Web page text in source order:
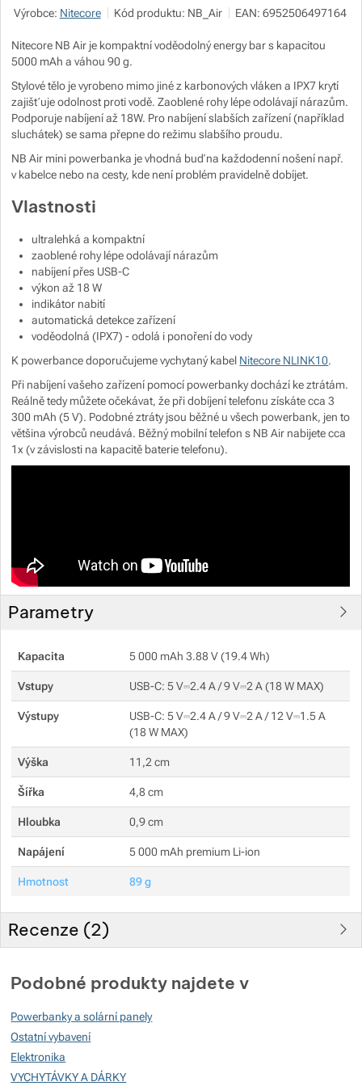
Výrobce: Nitecore Kód produktu: NB_Air EAN: 6952506497164
Nitecore NB Air je kompaktní voděodolný energy bar s kapacitou
5000 mAh a váhou 90 g.
Stylové tělo je vyrobeno mimo jiné z karbonových vláken a IPX7 krytí
zajišťuje odolnost proti vodě. Zaoblené rohy lépe odolávají nárazům.
Podporuje nabíjení až 18W. Pro nabíjení slabších zařízení (například
sluchátek) se sama přepne do režimu slabšího proudu.
NB Air mini powerbanka je vhodná buď na každodenní nošení např.
v kabelce nebo na cesty, kde není problém pravidelně dobíjet.
Vlastnosti
ultralehká a kompaktní
zaoblené rohy lépe odolávají nárazům
nabíjení přes USB-C
výkon až 18 W
indikátor nabití
automatická detekce zařízení
voděodolná (IPX7) - odolá i ponoření do vody
K powerbance doporučujeme vychytaný kabel Nitecore NLINK10.
Při nabíjení vašeho zařízení pomocí powerbanky dochází ke ztrátám.
Reálně tedy můžete očekávat, že při dobíjení telefonu získáte cca 3
300 mAh (5 V). Podobné ztráty jsou běžné u všech powerbank, jen to
většina výrobců neudává. Běžný mobilní telefon s NB Air nabijete cca
1x (v závislosti na kapacitě baterie telefonu).
Parametry
Kapacita 5 000 mAh 3.88 V (19.4 Wh)
Vstupy USB-C: 5 V⎓2.4 A / 9 V⎓2 A (18 W MAX)
Výstupy
USB-C: 5 V⎓2.4 A / 9 V⎓2 A / 12 V⎓1.5 A
(18 W MAX)
Výška 11,2 cm
Šířka 4,8 cm
Hloubka 0,9 cm
Napájení 5 000 mAh premium Li-ion
Hmotnost 89 g
Recenze (2)
100%
Podobné produkty najdete v
Powerbanky a solární panely
Ostatní vybavení
Elektronika
VYCHYTÁVKY A DÁRKY
Zobrazit více
Zobrazit více
Zobrazit více
Zobrazit více
Zobrazit více
Zobrazit více
Zobrazit více
Zobrazit více